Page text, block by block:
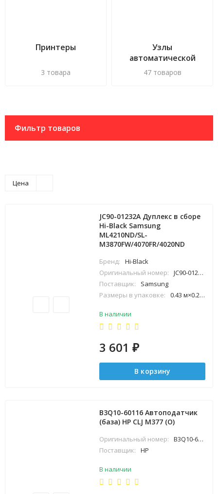
Принтеры
3 товара
Узлы
автоматической
подачи документов
47 товаров
Фильтр товаров
Цена
JC90-01232A Дуплекс в сборе
Hi-Black Samsung
ML4210ND/SL-
M3870FW/4070FR/4020ND
Бренд:
Hi-Black
Оригинальный номер:
JC90-01232A
Поставщик:
Samsung
Размеры в упаковке:
0.43 м×0.25 м×0.43 м
В наличии
3 601₽
В корзину
B3Q10-60116 Автоподатчик
(база) HP CLJ M377 (O)
Оригинальный номер:
B3Q10-60116
Поставщик:
HP
В наличии